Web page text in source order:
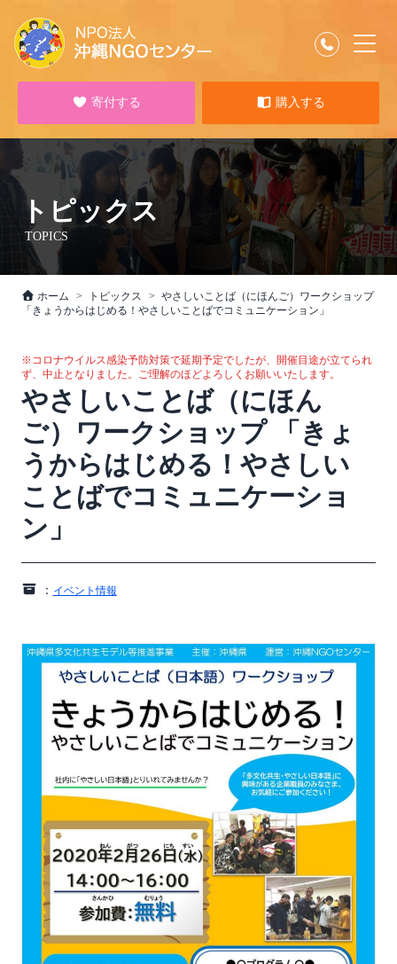
寄付する 購入する
トピックス
TOPICS
ホーム トピックス
やさしいことば（にほんご）ワークショップ
「きょうからはじめる！やさしいことばでコミュニケーション」
※コロナウイルス感染予防対策で延期予定でしたが、開催目途が立てられ
ず、中止となりました。ご理解のほどよろしくお願いいたします。
やさしいことば（にほん
ご）ワークショップ 「きょ
うからはじめる！やさしい
ことばでコミュニケーショ
ン」
： イベント情報